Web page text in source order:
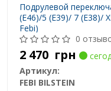
Подрулевой
(E46)/5 (E39)/ 7 (E38)/
Febi)
0
2 470 грн
Артикул:
FEBI BILSTEIN